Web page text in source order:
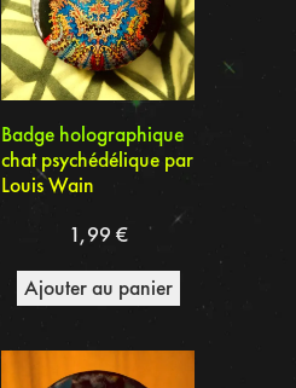
Badge holographique
chat psychédélique par
Louis Wain
1,99 €
Ajouter au panier